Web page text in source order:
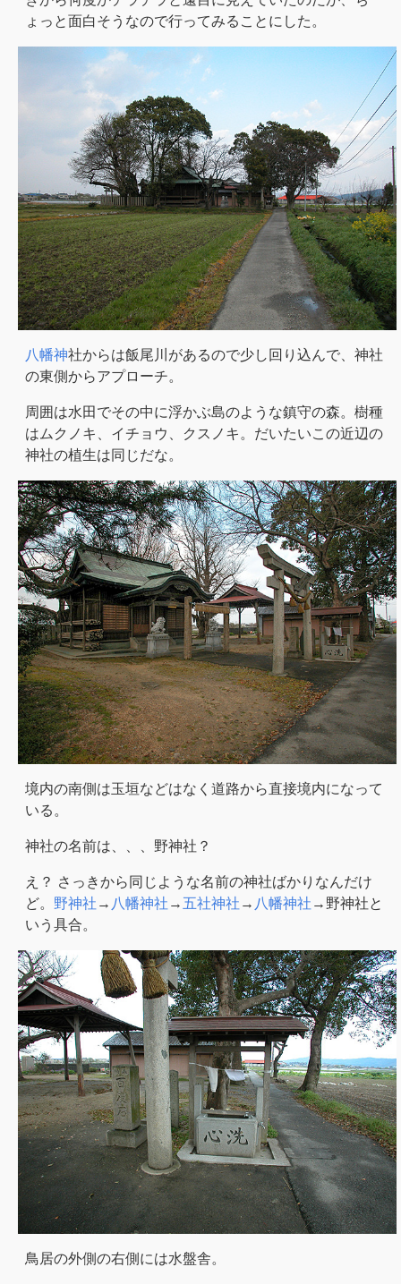
ょっと面白そうなので行ってみることにした。
八幡神社からは飯尾川があるので少し回り込んで、神社
の東側からアプローチ。
周囲は水田でその中に浮かぶ島のような鎮守の森。樹種
はムクノキ、イチョウ、クスノキ。だいたいこの近辺の
神社の植生は同じだな。
境内の南側は玉垣などはなく道路から直接境内になって
いる。
神社の名前は、、、野神社？
え？ さっきから同じような名前の神社ばかりなんだけ
ど。 野神社 → 八幡神社 → 五社神社 → 八幡神社 →野神社と
いう具合。
鳥居の外側の右側には水盤舎。